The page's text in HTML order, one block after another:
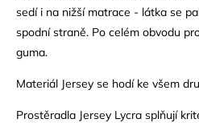
sedí i na nižší matrace - látka se
spodní straně. Po celém obvodu
guma.
Materiál Jersey se hodí ke všem
Prostěradla Jersey Lycra splňují